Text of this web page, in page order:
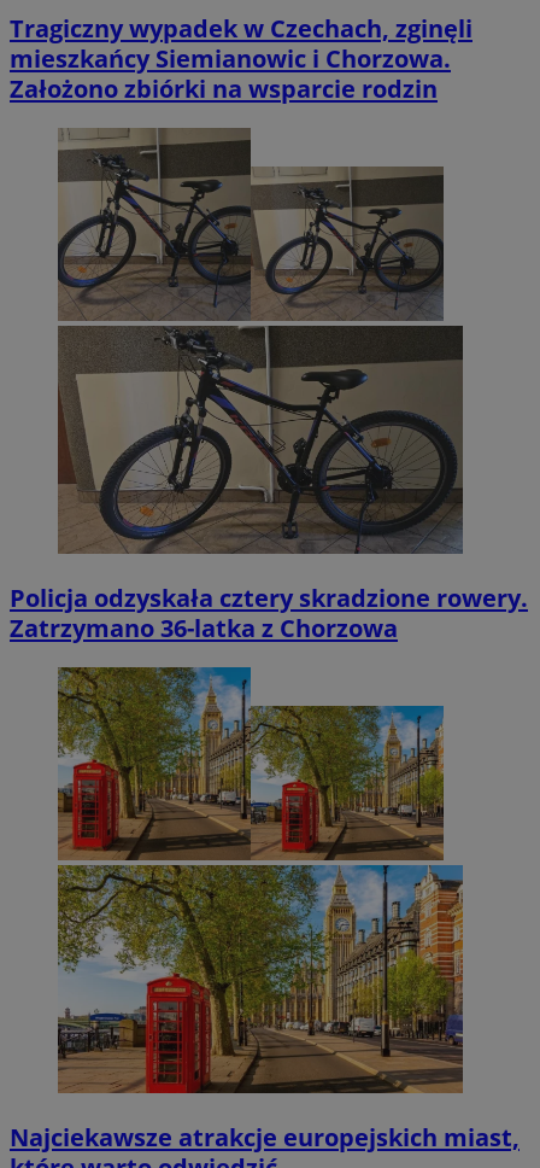
Tragiczny wypadek w Czechach, zginęli
mieszkańcy Siemianowic i Chorzowa.
Założono zbiórki na wsparcie rodzin
Policja odzyskała cztery skradzione rowery.
Zatrzymano 36-latka z Chorzowa
Najciekawsze atrakcje europejskich miast,